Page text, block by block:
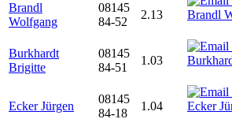
Brandl
Wolfgang
08145
84-52
2.13
Burkhardt
Brigitte
08145
84-51
1.03
Ecker Jürgen
08145
84-18
1.04